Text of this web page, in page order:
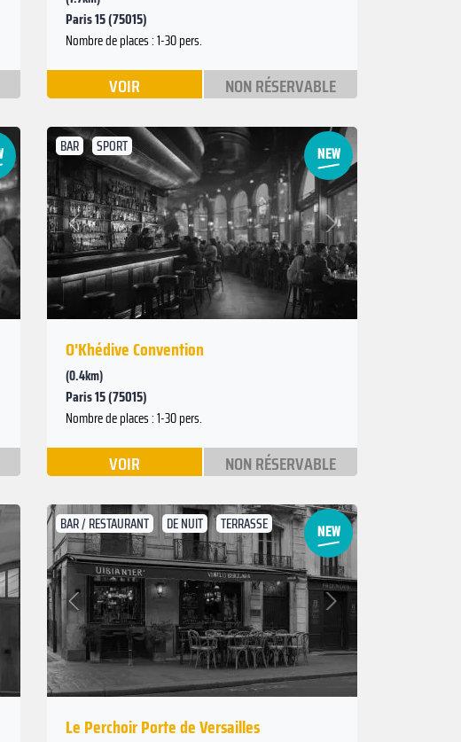
Paris 15 (75015)
Nombre de places : 1-30 pers.
VOIR NON RÉSERVABLE
BAR SPORT
Précédent
Suivant
O'Khédive Convention
(0.4km)
Paris 15 (75015)
Nombre de places : 1-30 pers.
VOIR NON RÉSERVABLE
BAR / RESTAURANT DE NUIT TERRASSE
Précédent
Suivant
Le Perchoir Porte de Versailles